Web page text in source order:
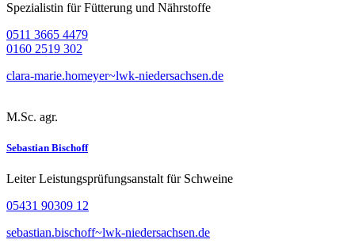
Spezialistin für Fütterung und Nährstoffe
0511 3665 4479
0160 2519 302
clara-marie.homeyer~lwk-niedersachsen.de
M.Sc. agr.
Sebastian Bischoff
Leiter Leistungsprüfungsanstalt für Schweine
05431 90309 12
sebastian.bischoff~lwk-niedersachsen.de